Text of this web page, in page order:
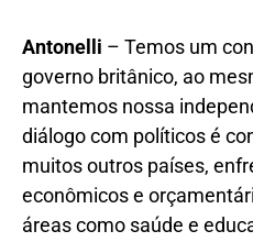
Antonelli – Temos um
governo britânico, ao
mantemos nossa
diálogo com políticos é
muitos outros países,
econômicos e
áreas como saúde e